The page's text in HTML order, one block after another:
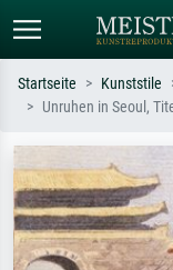
Suchen Sie nach
oder Stilen – z.B.
Sternennacht,
Hokusai, Akt.
Startseite Kunststile
Unruhen in Seoul,